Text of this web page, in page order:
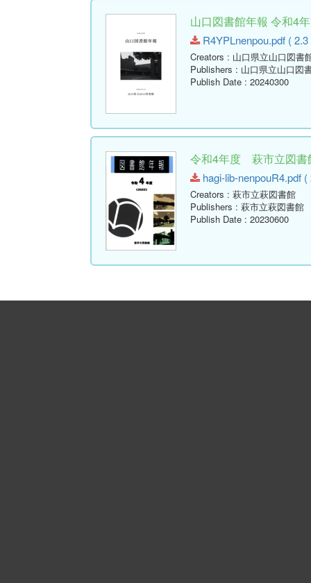
山口図書館年報 令和4
R4YPLnenpou.pdf (
Creators : 山口県立山口図書
Publishers : 山口県立山口図
Publish Date : 20240300
令和4年度 萩市立図書
hagi-lib-nenpouR4.pdf (
Creators : 萩市立萩図書館
Publishers : 萩市立萩図書館
Publish Date : 20230600